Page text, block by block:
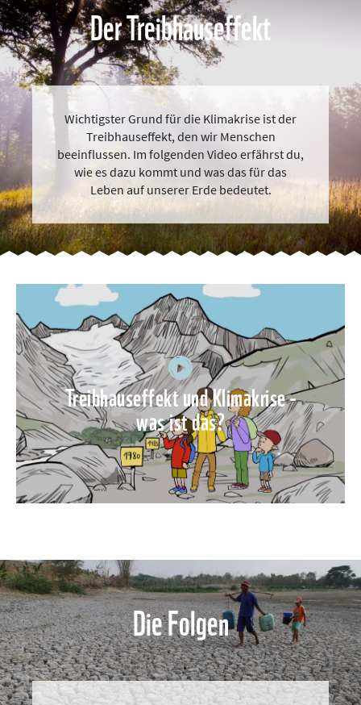
Der Treibhauseffekt
Wichtigster Grund für die Klimakrise ist der
Treibhauseffekt, den wir Menschen
beeinflussen. Im folgenden Video erfährst du,
wie es dazu kommt und was das für das
Leben auf unserer Erde bedeutet.
Treibhauseffekt und Klimakrise -
was ist das?
Die Folgen